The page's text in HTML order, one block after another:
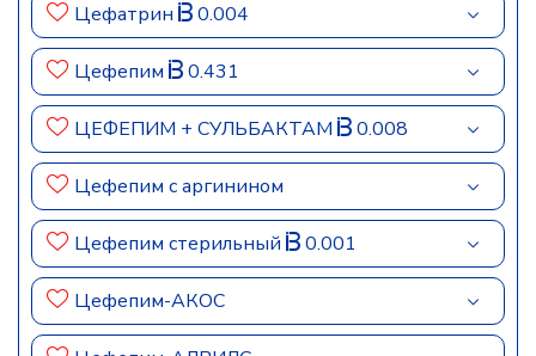
Цефатрин 0.004
Цефепим 0.431
ЦЕФЕПИМ + СУЛЬБАКТАМ 0.008
Цефепим c аргинином
Цефепим стерильный 0.001
Цефепим-АКОС